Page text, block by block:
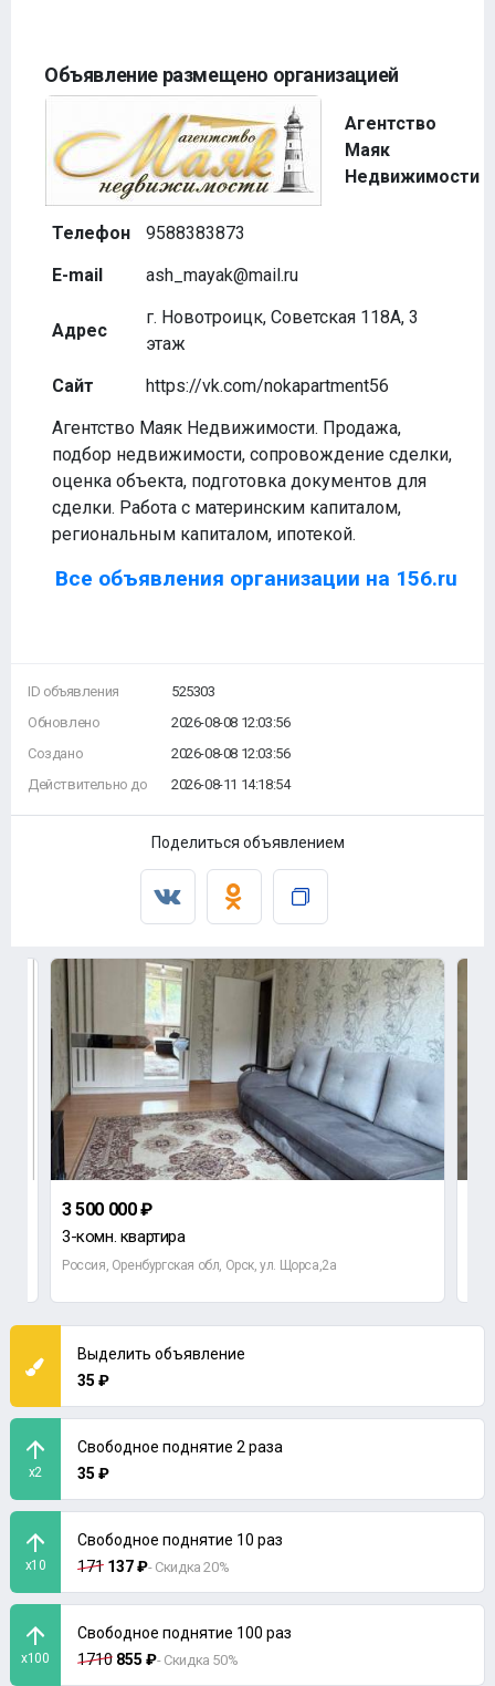
Объявление размещено организацией
Агентство
Маяк
Недвижимости
Телефон
9588383873
E-mail
ash_mayak@mail.ru
Адрес
г. Новотроицк, Советская 118А, 3
этаж
Сайт
https://vk.com/nokapartment56
Агентство Маяк Недвижимости. Продажа,
подбор недвижимости, сопровождение сделки,
оценка объекта, подготовка документов для
сделки. Работа с материнским капиталом,
региональным капиталом, ипотекой.
Все объявления организации на 156.ru
ID объявления
Обновлено
Создано
Действительно до
525303
2026-08-08 12:03:56
2026-08-08 12:03:56
2026-08-11 14:18:54
Поделиться объявлением
3 500 000 ₽
3-комн. квартира
Россия, Оренбургская обл, Орск, ул. Щорса,2а
Выделить объявление
35 ₽
x2
Свободное поднятие 2 раза
35 ₽
x10
Свободное поднятие 10 раз
171 137 ₽- Скидка 20%
x100
Свободное поднятие 100 раз
1710 855 ₽- Скидка 50%